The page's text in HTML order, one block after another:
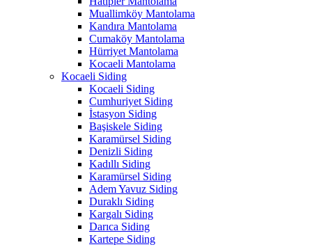
Muallimköy Mantolama
Kandıra Mantolama
Cumaköy Mantolama
Hürriyet Mantolama
Kocaeli Mantolama
Kocaeli Siding
Kocaeli Siding
Cumhuriyet Siding
İstasyon Siding
Başiskele Siding
Karamürsel Siding
Denizli Siding
Kadıllı Siding
Karamürsel Siding
Adem Yavuz Siding
Duraklı Siding
Kargalı Siding
Darıca Siding
Kartepe Siding